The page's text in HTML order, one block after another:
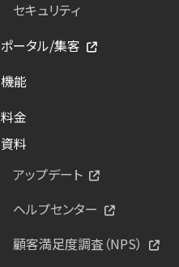
セキュリティ
ポータル/集客
機能
料金
資料
アップデート
ヘルプセンター
顧客満足度調査（NPS）